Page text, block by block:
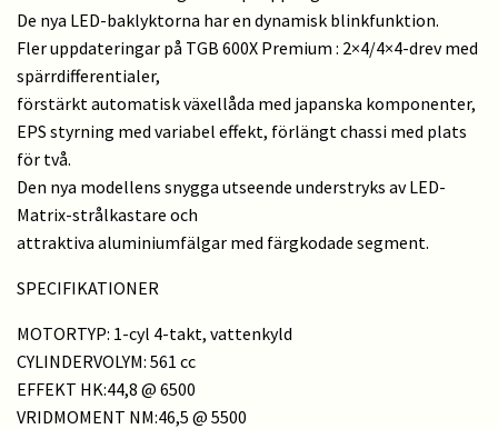
De nya LED-baklyktorna har en dynamisk blinkfunktion.
Fler uppdateringar på TGB 600X Premium : 2×4/4×4-drev med
spärrdifferentialer,
förstärkt automatisk växellåda med japanska komponenter,
EPS styrning med variabel effekt, förlängt chassi med plats
för två.
Den nya modellens snygga utseende understryks av LED-
Matrix-strålkastare och
attraktiva aluminiumfälgar med färgkodade segment.
SPECIFIKATIONER
MOTORTYP: 1-cyl 4-takt, vattenkyld
CYLINDERVOLYM: 561 cc
EFFEKT HK:44,8 @ 6500
VRIDMOMENT NM:46,5 @ 5500